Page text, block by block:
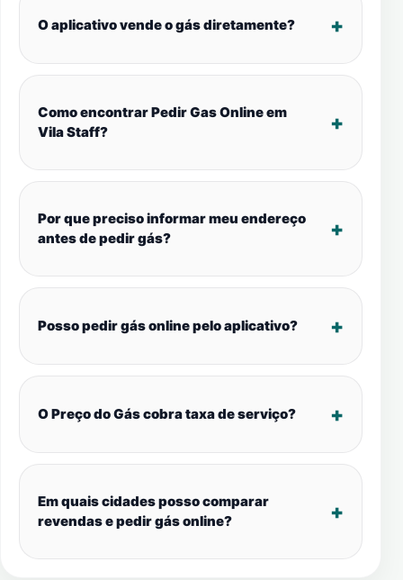
O aplicativo vende o gás diretamente?
Como encontrar Pedir Gas Online em
Vila Staff?
Por que preciso informar meu endereço
antes de pedir gás?
Posso pedir gás online pelo aplicativo?
O Preço do Gás cobra taxa de serviço?
Em quais cidades posso comparar
revendas e pedir gás online?